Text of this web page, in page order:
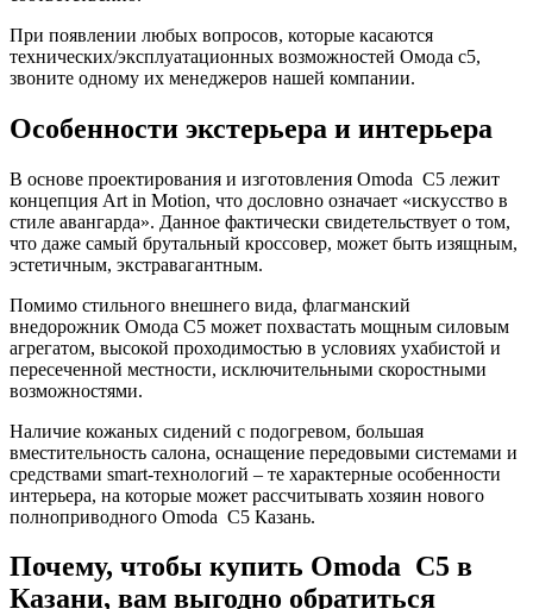
При появлении любых вопросов, которые касаются
технических/эксплуатационных возможностей Омода с5,
звоните одному их менеджеров нашей компании.
Особенности экстерьера и интерьера
В основе проектирования и изготовления Omoda C5 лежит
концепция Art in Motion, что дословно означает «искусство в
стиле авангарда». Данное фактически свидетельствует о том,
что даже самый брутальный кроссовер, может быть изящным,
эстетичным, экстравагантным.
Помимо стильного внешнего вида, флагманский
внедорожник Омода C5 может похвастать мощным силовым
агрегатом, высокой проходимостью в условиях ухабистой и
пересеченной местности, исключительными скоростными
возможностями.
Наличие кожаных сидений с подогревом, большая
вместительность салона, оснащение передовыми системами и
средствами smart-технологий – те характерные особенности
интерьера, на которые может рассчитывать хозяин нового
полноприводного Omoda C5 Казань.
Почему, чтобы купить Omoda C5 в
Казани, вам выгодно обратиться